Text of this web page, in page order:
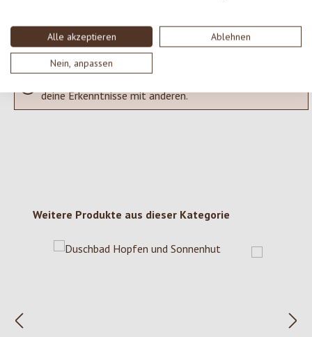
Alle akzeptieren Ablehnen
Nein, anpassen
deine Erkenntnisse mit anderen.
Produktgalerie überspringen
Weitere Produkte aus dieser Kategorie